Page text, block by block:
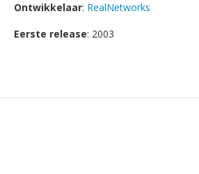
Ontwikkelaar: RealNetworks
Eerste release: 2003